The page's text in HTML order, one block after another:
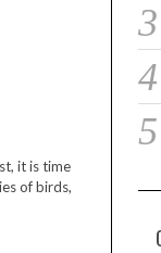
it is time
of birds,